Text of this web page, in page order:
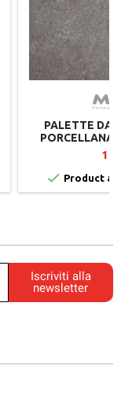
PALETTE DA
TW02 - 60X60
 Product
Iscriviti alla
newsletter